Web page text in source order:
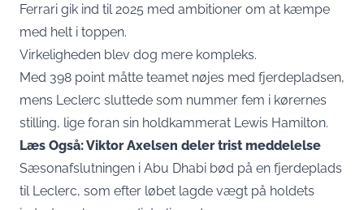
Ferrari gik ind til 2025 med ambitioner om at kæmpe
med helt i toppen.
Virkeligheden blev dog mere kompleks.
Med 398 point måtte teamet nøjes med fjerdepladsen,
mens Leclerc sluttede som nummer fem i kørernes
stilling, lige foran sin holdkammerat Lewis Hamilton.
Læs Også: Viktor Axelsen deler trist meddelelse
Sæsonafslutningen i Abu Dhabi bød på en fjerdeplads
til Leclerc, som efter løbet lagde vægt på holdets